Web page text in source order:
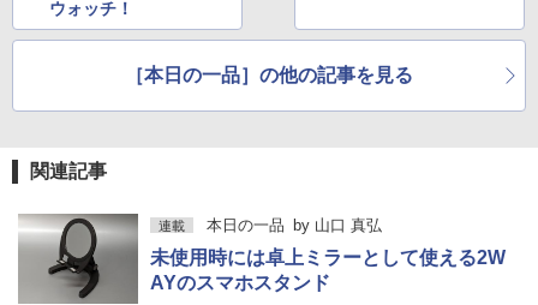
ウォッチ！
［本日の一品］の他の記事を見る
関連記事
連載 本日の一品 by 山口 真弘
未使用時には卓上ミラーとして使える2W
AYのスマホスタンド